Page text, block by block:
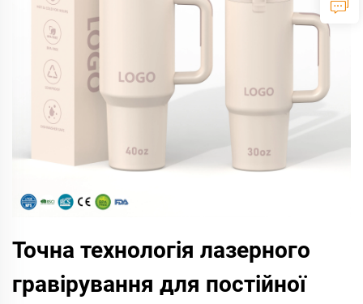
Точна технологія лазерного
гравірування для постійної